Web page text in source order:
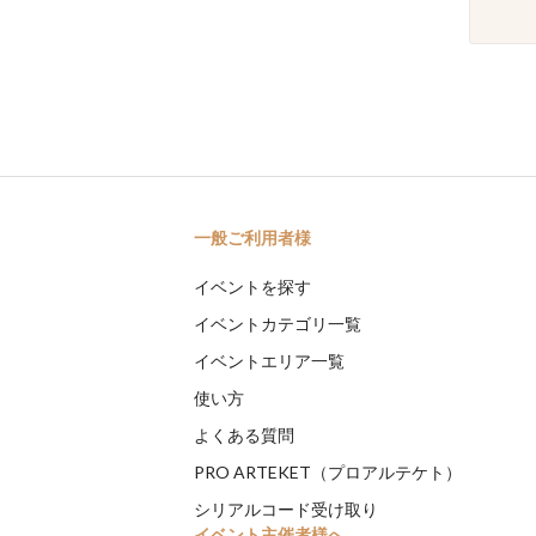
一般ご利用者様
イベントを探す
イベントカテゴリ一覧
イベントエリア一覧
使い方
よくある質問
PRO ARTEKET（プロアルテケト）
シリアルコード受け取り